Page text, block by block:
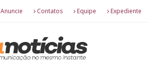
Anuncie Contatos Equipe Expediente